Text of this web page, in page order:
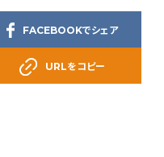
FACEBOOKでシェア
URLをコピー